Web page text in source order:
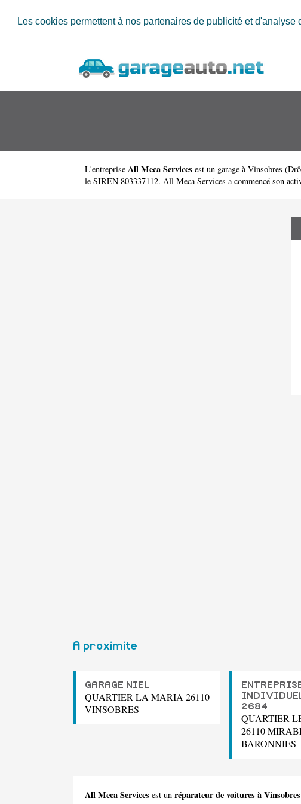
Les cookies permettent à nos partenaires de publicité et
L'entreprise All Meca Services est un garage à Vinsobres (
le SIREN 803337112. All Meca Services a commencé son
A proximite
GARAGE NIEL
QUARTIER LA MARIA 26110
VINSOBRES
2684
QUARTIER
26110
BARONNIES
All Meca Services est un réparateur de voitures à Vinsobres